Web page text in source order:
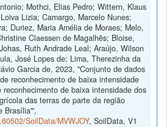
Mothci, Elias Pedro; Wittern, Klaus
Lizia; Camargo, Marcelo Nunes;
Duriez, Maria Amélia de Moraes; Melo,
Claessen de Magalhẽs; Bloise,
Ruth Andrade Leal; Araújo, Wilson
José Lopes de; Lima, Therezinha da
Garcia de, 2023, "Conjunto de dados
reconhecimento de baixa intensidade
reconhecimento de baixa intensidade dos
das terras de parte da região
Brasília'",
SoilData/MVWJOY, SoilData, V1